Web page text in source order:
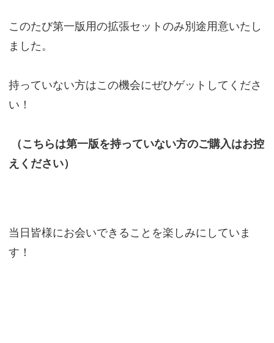
このたび第一版用の拡張セットのみ別途用意いたし
ました。
持っていない方はこの機会にぜひゲットしてくださ
い！
（こちらは第一版を持っていない方のご購入はお控
えください）
当日皆様にお会いできることを楽しみにしていま
す！